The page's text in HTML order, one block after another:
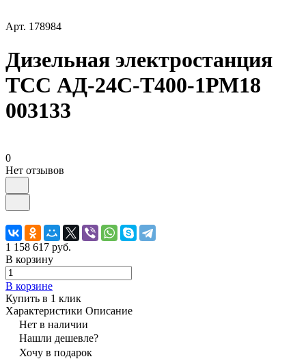
Арт. 178984
Дизельная электростанция
ТСС АД-24С-Т400-1РМ18
003133
0
Нет отзывов
1 158 617 руб.
В корзину
В корзине
Купить в 1 клик
Характеристики Описание
Нет в наличии
Нашли дешевле?
Хочу в подарок